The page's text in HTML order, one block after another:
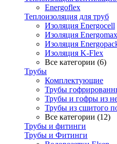
Energoflex
Теплоизоляция для труб
Изоляция Energocell
Изоляция Energomax
Изоляция
Изоляция K-Flex
Все категории (6)
Трубы
Комплектующие
Трубы
Трубы и гофры из
Трубы из сшитого
Все категории (12)
Трубы и фитинги
Трубы и Фитинги